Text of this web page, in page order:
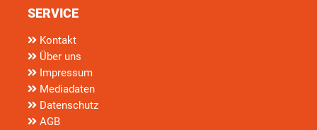
SERVICE
Kontakt
Über uns
Impressum
Mediadaten
Datenschutz
AGB